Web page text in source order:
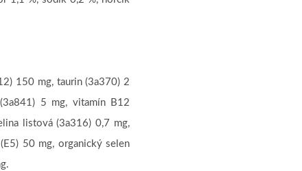
150 mg, taurin (3a370) 2
5 mg, vitamín B12
listová (3a316) 0,7 mg,
50 mg, organický selen